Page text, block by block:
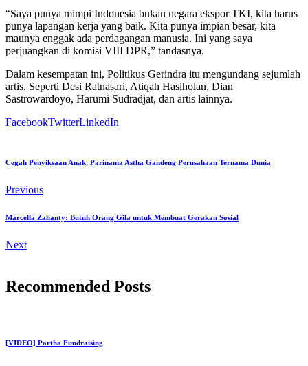
“Saya punya mimpi Indonesia bukan negara ekspor TKI, kita harus
punya lapangan kerja yang baik. Kita punya impian besar, kita
maunya enggak ada perdagangan manusia. Ini yang saya
perjuangkan di komisi VIII DPR,” tandasnya.
Dalam kesempatan ini, Politikus Gerindra itu mengundang sejumlah
artis. Seperti Desi Ratnasari, Atiqah Hasiholan, Dian
Sastrowardoyo, Harumi Sudradjat, dan artis lainnya.
FacebookTwitterLinkedIn
Cegah Penyiksaan Anak, Parinama Astha Gandeng Perusahaan Ternama Dunia
Previous
Marcella Zalianty: Butuh Orang Gila untuk Membuat Gerakan Sosial
Next
Recommended Posts
[VIDEO] Partha Fundraising